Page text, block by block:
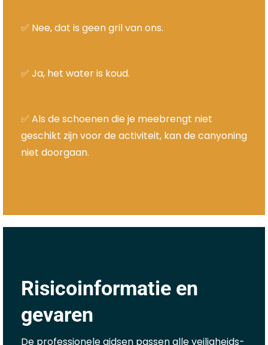
✅ Nee, dat is geen gril van ons.
✅ Ja, het water is koud.
✅ Als de schoenen die je meebrengt niet
geschikt zijn voor de activiteit, kan de canyoning
niet doorgaan.
Risicoinformatie en
gevaren
De professionele gidsen passen alle veiligheids-